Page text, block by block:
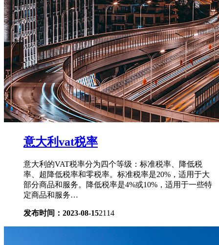
意大利vat税率
意大利的VAT税率分为四个等级：标准税率、降低税
率、超降低税率和零税率。标准税率是20%，适用于大
部分商品和服务。降低税率是4%或10%，适用于一些特
定商品和服务…
发布时间：2023-08-152114